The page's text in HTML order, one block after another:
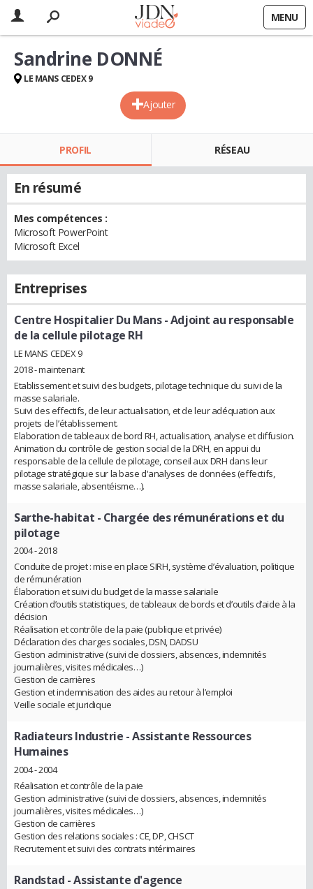
MENU
Ajouter
Sandrine DONNÉ
LE MANS CEDEX 9
PROFIL RÉSEAU
En résumé
Mes compétences :
Microsoft PowerPoint
Microsoft Excel
Entreprises
Centre Hospitalier Du Mans- Adjoint au responsable
de la cellule pilotage RH
LE MANS CEDEX 9
2018 - maintenant
Etablissement et suivi des budgets, pilotage technique du suivi de la
masse salariale.
Suivi des effectifs, de leur actualisation, et de leur adéquation aux
projets de l’établissement.
Elaboration de tableaux de bord RH, actualisation, analyse et diffusion.
Animation du contrôle de gestion social de la DRH, en appui du
responsable de la cellule de pilotage, conseil aux DRH dans leur
pilotage stratégique sur la base d'analyses de données (effectifs,
masse salariale, absentéisme…).
Sarthe-habitat - Chargée des rémunérations et du
pilotage
2004 - 2018
Conduite de projet : mise en place SIRH, système d’évaluation, politique
de rémunération
Élaboration et suivi du budget de la masse salariale
Création d’outils statistiques, de tableaux de bords et d’outils d’aide à la
décision
Réalisation et contrôle de la paie (publique et privée)
Déclaration des charges sociales, DSN, DADSU
Gestion administrative (suivi de dossiers, absences, indemnités
journalières, visites médicales…)
Gestion de carrières
Gestion et indemnisation des aides au retour à l’emploi
Veille sociale et juridique
Radiateurs Industrie - Assistante Ressources
Humaines
2004 - 2004
Réalisation et contrôle de la paie
Gestion administrative (suivi de dossiers, absences, indemnités
journalières, visites médicales…)
Gestion de carrières
Gestion des relations sociales : CE, DP, CHSCT
Recrutement et suivi des contrats intérimaires
Randstad - Assistante d'agence